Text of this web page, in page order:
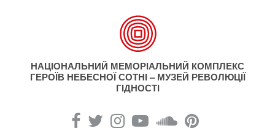
НАЦІОНАЛЬНИЙ МЕМОРІАЛЬНИЙ КОМПЛЕКС
ГЕРОЇВ НЕБЕСНОЇ СОТНІ – МУЗЕЙ РЕВОЛЮЦІЇ
ГІДНОСТІ